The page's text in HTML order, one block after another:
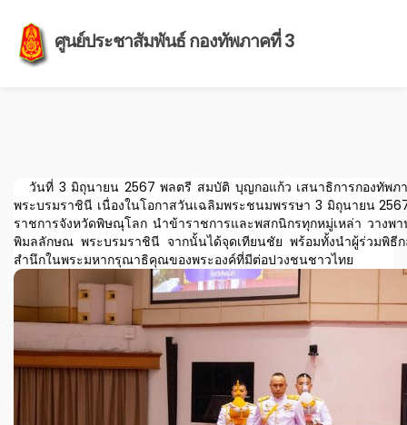
ศูนย์ประชาสัมพันธ์ กองทัพภาคที่ 3
วันที่ 3 มิถุนายน 2567 พลตรี สมบัติ บุญกอแก้ว เสนาธิการกองทัพภา
พระบรมราชินี เนื่องในโอกาสวันเฉลิมพระชนมพรรษา 3 มิถุนายน
ราชการจังหวัดพิษณุโลก นำข้าราชการและพสกนิกรทุกหมู่เหล่า วางพ
พิมลลักษณ พระบรมราชินี จากนั้นได้จุดเทียนชัย พร้อมทั้งนำผู้ร่วมพิธีก
สำนึกในพระมหากรุณาธิคุณของพระองค์ที่มีต่อปวงชนชาวไทย